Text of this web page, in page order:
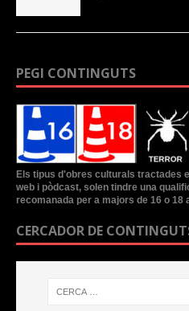
PEGI CONTINGUTS
Els tipus d'obres culturals tractades
web i pòdcast, solen tindre una
recomanada per a majors de 16 o 18
CERCADOR DE